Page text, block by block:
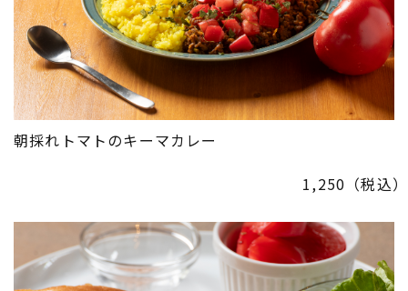
朝採れトマトのキーマカレー
1,250（税込）